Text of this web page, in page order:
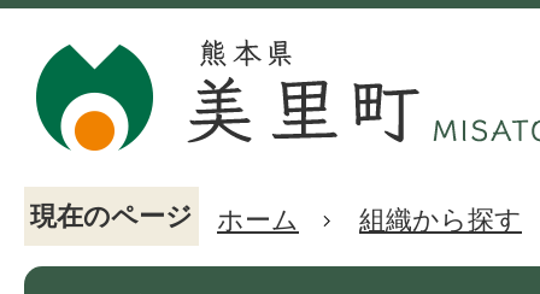
現在のページ ホーム 組織から探す